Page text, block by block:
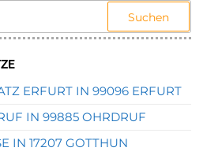
ERFURT IN 99096 ERFURT
IN 99885 OHRDRUF
IN 17207 GOTTHUN